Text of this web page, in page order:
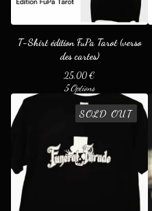
T-Shirt édition FuPa Tarot (verso
des cartes)
25,00€
5 Options
SOLD OUT